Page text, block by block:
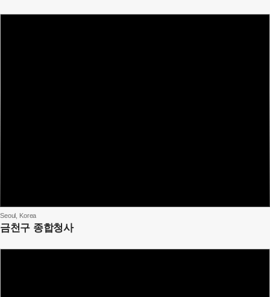
Seoul, Korea
금천구 종합청사